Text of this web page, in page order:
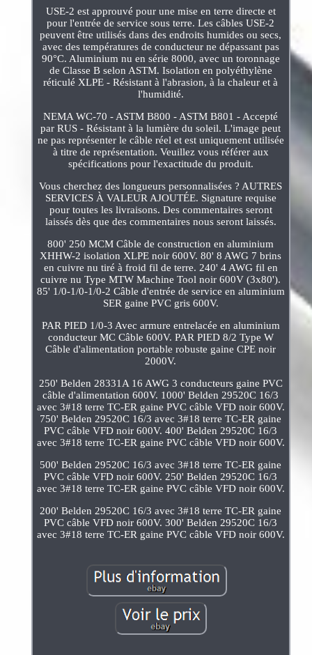
USE-2 est approuvé pour une mise en terre directe et
pour l'entrée de service sous terre. Les câbles USE-2
peuvent être utilisés dans des endroits humides ou secs,
avec des températures de conducteur ne dépassant pas
90°C. Aluminium nu en série 8000, avec un toronnage
de Classe B selon ASTM. Isolation en polyéthylène
réticulé XLPE - Résistant à l'abrasion, à la chaleur et à
l'humidité.
NEMA WC-70 - ASTM B800 - ASTM B801 - Accepté
par RUS - Résistant à la lumière du soleil. L'image peut
ne pas représenter le câble réel et est uniquement utilisée
à titre de représentation. Veuillez vous référer aux
spécifications pour l'exactitude du produit.
Vous cherchez des longueurs personnalisées ? AUTRES
SERVICES À VALEUR AJOUTÉE. Signature requise
pour toutes les livraisons. Des commentaires seront
laissés dès que des commentaires nous seront laissés.
800' 250 MCM Câble de construction en aluminium
XHHW-2 isolation XLPE noir 600V. 80' 8 AWG 7 brins
en cuivre nu tiré à froid fil de terre. 240' 4 AWG fil en
cuivre nu Type MTW Machine Tool noir 600V (3x80').
85' 1/0-1/0-1/0-2 Câble d'entrée de service en aluminium
SER gaine PVC gris 600V.
PAR PIED 1/0-3 Avec armure entrelacée en aluminium
conducteur MC Câble 600V. PAR PIED 8/2 Type W
Câble d'alimentation portable robuste gaine CPE noir
2000V.
250' Belden 28331A 16 AWG 3 conducteurs gaine PVC
câble d'alimentation 600V. 1000' Belden 29520C 16/3
avec 3#18 terre TC-ER gaine PVC câble VFD noir 600V.
750' Belden 29520C 16/3 avec 3#18 terre TC-ER gaine
PVC câble VFD noir 600V. 400' Belden 29520C 16/3
avec 3#18 terre TC-ER gaine PVC câble VFD noir 600V.
500' Belden 29520C 16/3 avec 3#18 terre TC-ER gaine
PVC câble VFD noir 600V. 250' Belden 29520C 16/3
avec 3#18 terre TC-ER gaine PVC câble VFD noir 600V.
200' Belden 29520C 16/3 avec 3#18 terre TC-ER gaine
PVC câble VFD noir 600V. 300' Belden 29520C 16/3
avec 3#18 terre TC-ER gaine PVC câble VFD noir 600V.